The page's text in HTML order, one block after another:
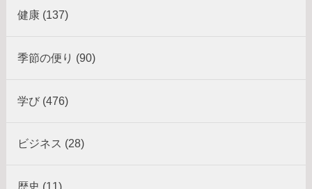
健康 (137)
季節の便り (90)
学び (476)
ビジネス (28)
歴史 (11)